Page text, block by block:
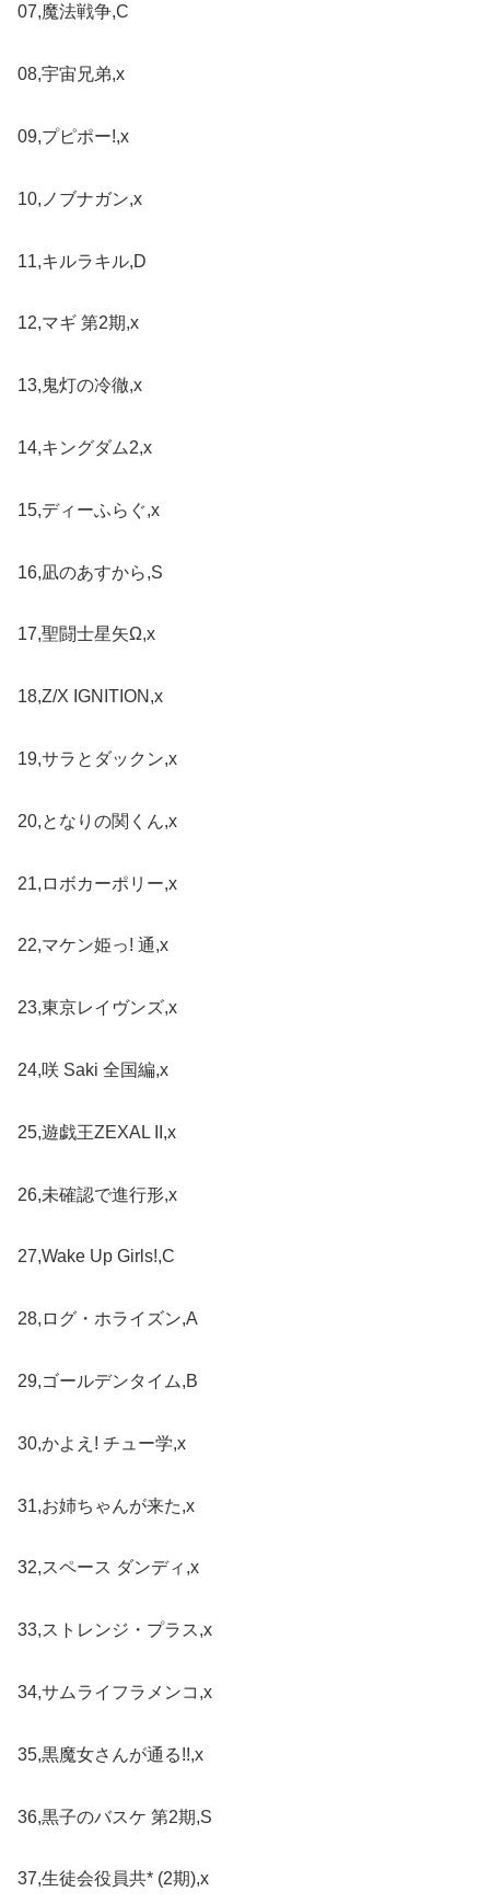
07,魔法戦争,C
08,宇宙兄弟,x
09,プピポー!,x
10,ノブナガン,x
11,キルラキル,D
12,マギ 第2期,x
13,鬼灯の冷徹,x
14,キングダム2,x
15,ディーふらぐ,x
16,凪のあすから,S
17,聖闘士星矢Ω,x
18,Z/X IGNITION,x
19,サラとダックン,x
20,となりの関くん,x
21,ロボカーポリー,x
22,マケン姫っ! 通,x
23,東京レイヴンズ,x
24,咲 Saki 全国編,x
25,遊戯王ZEXAL II,x
26,未確認で進行形,x
27,Wake Up Girls!,C
28,ログ・ホライズン,A
29,ゴールデンタイム,B
30,かよえ! チュー学,x
31,お姉ちゃんが来た,x
32,スペース ダンディ,x
33,ストレンジ・プラス,x
34,サムライフラメンコ,x
35,黒魔女さんが通る!!,x
36,黒子のバスケ 第2期,S
37,生徒会役員共* (2期),x